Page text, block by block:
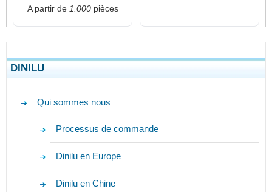
A partir de 1.000pièces
DINILU
Qui sommes nous
Processus de commande
Dinilu en Europe
Dinilu en Chine